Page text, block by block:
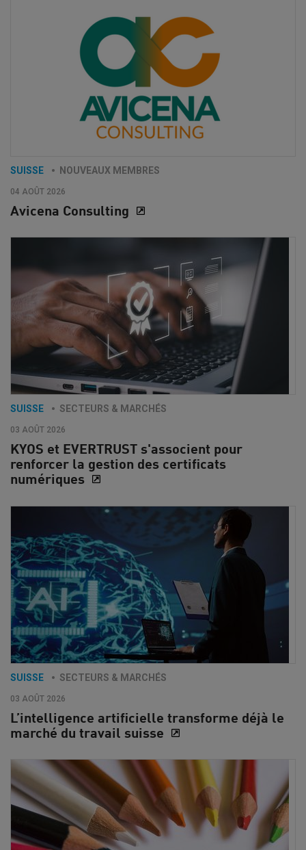
SUISSE NOUVEAUX MEMBRES
04 AOÛT 2026
Avicena Consulting
SUISSE SECTEURS & MARCHÉS
03 AOÛT 2026
KYOS et EVERTRUST s'associent pour
renforcer la gestion des certificats
numériques
SUISSE SECTEURS & MARCHÉS
03 AOÛT 2026
L’intelligence artificielle transforme déjà le
marché du travail suisse